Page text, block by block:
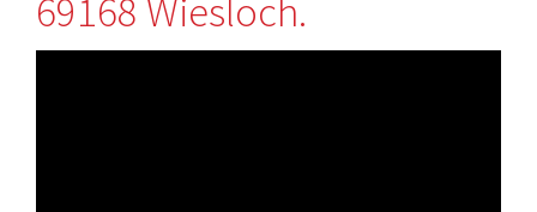
69168 Wiesloch.